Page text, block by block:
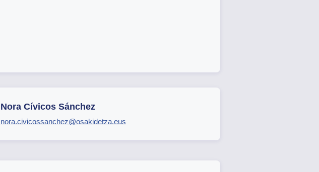
Nora Cívicos Sánchez
nora.civicossanchez@osakidetza.eus